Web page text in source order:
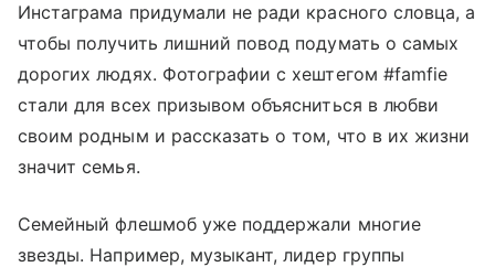
Инстаграма придумали не ради красного словца, а
чтобы получить лишний повод подумать о самых
дорогих людях. Фотографии с хештегом #famfie
стали для всех призывом объясниться в любви
своим родным и рассказать о том, что в их жизни
значит семья.
Семейный флешмоб уже поддержали многие
звезды. Например, музыкант, лидер группы